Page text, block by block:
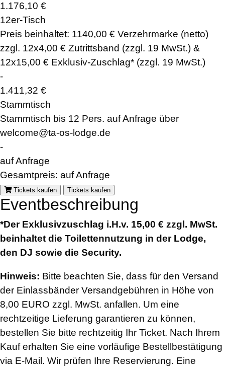
1.176,10 €
12er-Tisch
Preis beinhaltet: 1140,00 € Verzehrmarke (netto)
zzgl. 12x4,00 € Zutrittsband (zzgl. 19 MwSt.) &
12x15,00 € Exklusiv-Zuschlag* (zzgl. 19 MwSt.)
-
1.411,32 €
Stammtisch
Stammtisch bis 12 Pers. auf Anfrage über
welcome@ta-os-lodge.de
-
auf Anfrage
Gesamtpreis: auf Anfrage
Tickets kaufen Tickets kaufen
Eventbeschreibung
*Der Exklusivzuschlag i.H.v. 15,00 € zzgl. MwSt.
beinhaltet die Toilettennutzung in der Lodge,
den DJ sowie die Security.
Hinweis: Bitte beachten Sie, dass für den Versand
der Einlassbänder Versandgebühren in Höhe von
8,00 EURO zzgl. MwSt. anfallen. Um eine
rechtzeitige Lieferung garantieren zu können,
bestellen Sie bitte rechtzeitig Ihr Ticket. Nach Ihrem
Kauf erhalten Sie eine vorläufige Bestellbestätigung
via E-Mail. Wir prüfen Ihre Reservierung. Eine